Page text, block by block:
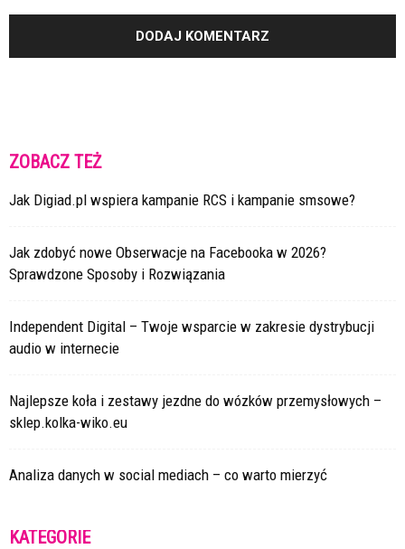
ZOBACZ TEŻ
Jak Digiad.pl wspiera kampanie RCS i kampanie smsowe?
Jak zdobyć nowe Obserwacje na Facebooka w 2026?
Sprawdzone Sposoby i Rozwiązania
Independent Digital – Twoje wsparcie w zakresie dystrybucji
audio w internecie
Najlepsze koła i zestawy jezdne do wózków przemysłowych –
sklep.kolka-wiko.eu
Analiza danych w social mediach – co warto mierzyć
KATEGORIE